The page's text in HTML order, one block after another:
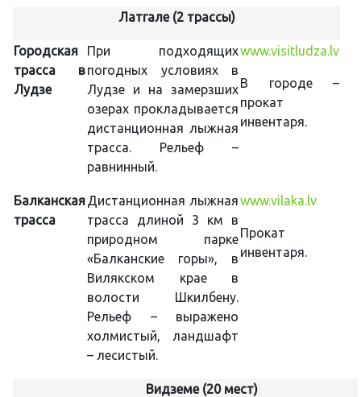
Латгале (2 трассы)
Городская
трасса в
Лудзе
При подходящих
погодных условиях в
Лудзе и на замерзших
озерах прокладывается
дистанционная лыжная
трасса. Рельеф –
равнинный.
www.visitludza.lv
В городе –
прокат
инвентаря.
Балканская
трасса
Дистанционная лыжная
трасса длиной 3 км в
природном парке
«Балканские горы», в
Вилякском крае в
волости Шкилбену.
Рельеф – выражено
холмистый, ландшафт
– лесистый.
www.vilaka.lv
Прокат
инвентаря.
Видземе (20 мест)